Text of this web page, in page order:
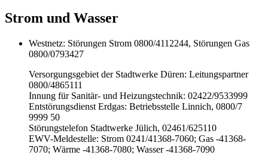
Strom und Wasser
Westnetz: Störungen Strom 0800/4112244, Störungen Gas
0800/0793427
Versorgungsgebiet der Stadtwerke Düren: Leitungspartner
0800/4865111
Innung für Sanitär- und Heizungstechnik: 02422/9533999
Entstörungsdienst Erdgas: Betriebsstelle Linnich, 0800/7
9999 50
Störungstelefon Stadtwerke Jülich, 02461/625110
EWV-Meldestelle: Strom 0241/41368-7060; Gas -41368-
7070; Wärme -41368-7080; Wasser -41368-7090